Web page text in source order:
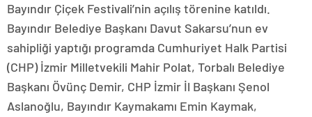
Bayındır Çiçek Festivali’nin açılış törenine katıldı.
Bayındır Belediye Başkanı Davut Sakarsu’nun ev
sahipliği yaptığı programda Cumhuriyet Halk Partisi
(CHP) İzmir Milletvekili Mahir Polat, Torbalı Belediye
Başkanı Övünç Demir, CHP İzmir İl Başkanı Şenol
Aslanoğlu, Bayındır Kaymakamı Emin Kaymak,